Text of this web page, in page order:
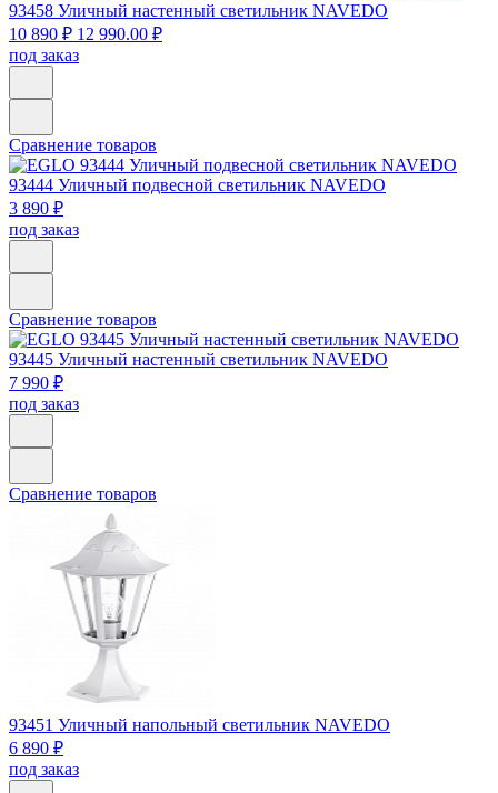
93458 Уличный настенный светильник NAVEDO
10 890 ₽ 12 990.00 ₽
под заказ
Сравнение товаров
93444 Уличный подвесной светильник NAVEDO
3 890 ₽
под заказ
Сравнение товаров
93445 Уличный настенный светильник NAVEDO
7 990 ₽
под заказ
Сравнение товаров
93451 Уличный напольный светильник NAVEDO
6 890 ₽
под заказ